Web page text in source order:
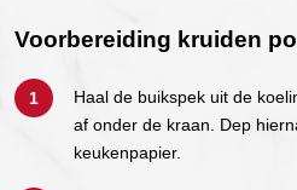
Voorbereiding kruiden
Haal de buikspek uit de
af onder de kraan. Dep
keukenpapier.